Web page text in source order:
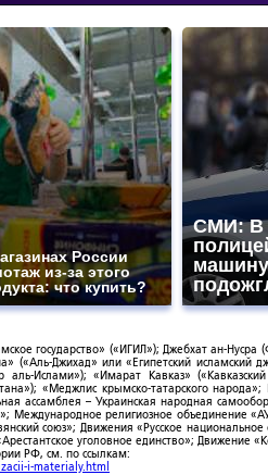
России
из-за этого
что купить?
СМИ: В
государство» («ИГИЛ»); Джебхат ан-
(«Аль-Джихад» или «Египетский исламский
аль-Ислами»); «Имарат Кавказ»
«Меджлис крымско-татарского
ассамблея – Украинская народная
Международное религиозное
союз»; Движения «Русское
уголовное единство»; Движение
РФ, см. по ссылкам:
i-materialy.html